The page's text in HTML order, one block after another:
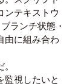
ンテキストウ
ランチ状態・
由に組み合わ
監視したいと